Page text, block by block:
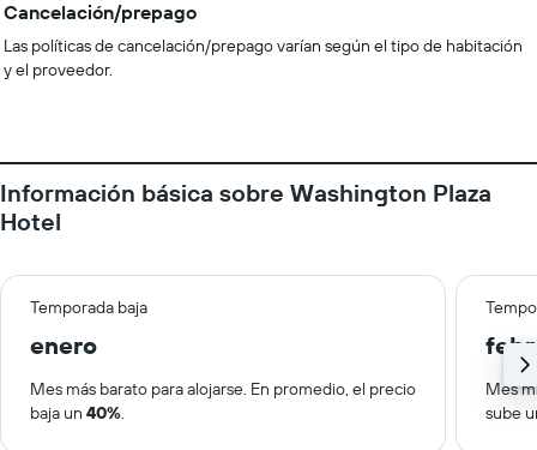
Cancelación/prepago
Las políticas de cancelación/prepago varían según el tipo de habitación
y el proveedor.
Información básica sobre Washington Plaza
Hotel
Temporada baja
enero
Mes más barato para alojarse. En promedio, el precio
baja un 40%.
Mes
sube